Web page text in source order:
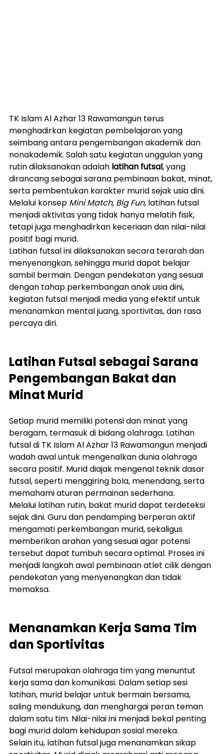
TK Islam Al Azhar 13 Rawamangun terus
menghadirkan kegiatan pembelajaran yang
seimbang antara pengembangan akademik dan
nonakademik. Salah satu kegiatan unggulan yang
rutin dilaksanakan adalah latihan futsal, yang
dirancang sebagai sarana pembinaan bakat, minat,
serta pembentukan karakter murid sejak usia dini.
Melalui konsep Mini Match, Big Fun, latihan futsal
menjadi aktivitas yang tidak hanya melatih fisik,
tetapi juga menghadirkan keceriaan dan nilai-nilai
positif bagi murid.
Latihan futsal ini dilaksanakan secara terarah dan
menyenangkan, sehingga murid dapat belajar
sambil bermain. Dengan pendekatan yang sesuai
dengan tahap perkembangan anak usia dini,
kegiatan futsal menjadi media yang efektif untuk
menanamkan mental juang, sportivitas, dan rasa
percaya diri.
Latihan Futsal sebagai Sarana
Pengembangan Bakat dan
Minat Murid
Setiap murid memiliki potensi dan minat yang
beragam, termasuk di bidang olahraga. Latihan
futsal di TK Islam Al Azhar 13 Rawamangun menjadi
wadah awal untuk mengenalkan dunia olahraga
secara positif. Murid diajak mengenal teknik dasar
futsal, seperti menggiring bola, menendang, serta
memahami aturan permainan sederhana.
Melalui latihan rutin, bakat murid dapat terdeteksi
sejak dini. Guru dan pendamping berperan aktif
mengamati perkembangan murid, sekaligus
memberikan arahan yang sesuai agar potensi
tersebut dapat tumbuh secara optimal. Proses ini
menjadi langkah awal pembinaan atlet cilik dengan
pendekatan yang menyenangkan dan tidak
memaksa.
Menanamkan Kerja Sama Tim
dan Sportivitas
Futsal merupakan olahraga tim yang menuntut
kerja sama dan komunikasi. Dalam setiap sesi
latihan, murid belajar untuk bermain bersama,
saling mendukung, dan menghargai peran teman
dalam satu tim. Nilai-nilai ini menjadi bekal penting
bagi murid dalam kehidupan sosial mereka.
Selain itu, latihan futsal juga menanamkan sikap